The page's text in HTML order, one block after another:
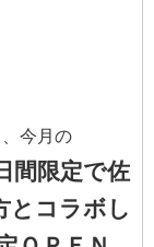
今月の
間限定で佐
とコラボし